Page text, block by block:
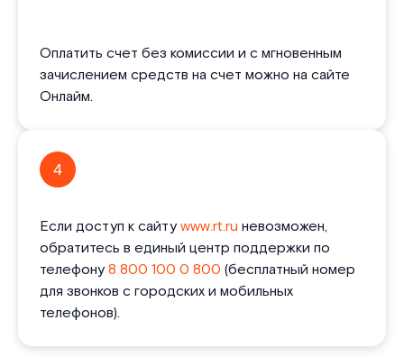
Оплатить счет без комиссии и с мгновенным
зачислением средств на счет можно на сайте
Онлайм.
4
Если доступ к сайтуwww.rt.ru невозможен,
обратитесь в единый центр поддержки по
телефону8 800 100 0 800 (бесплатный номер
для звонков с городских и мобильных
телефонов).